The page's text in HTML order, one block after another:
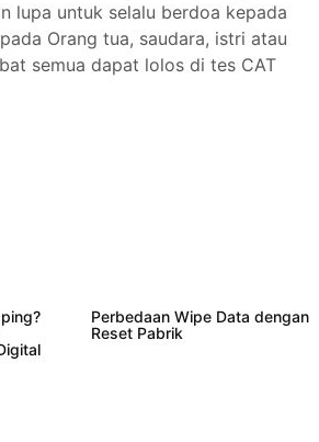
lupa untuk selalu berdoa kepada
Orang tua, saudara, istri atau
semua dapat lolos di tes CAT
Perbedaan Wipe Data dengan
Reset Pabrik